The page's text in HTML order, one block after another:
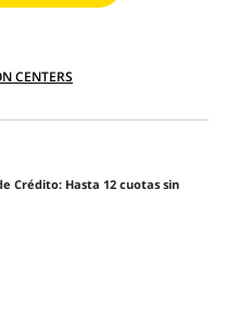
CENTERS
Crédito: Hasta 12 cuotas sin